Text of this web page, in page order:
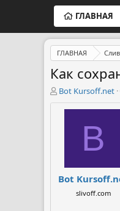
ГЛАВНАЯ
ГЛАВНАЯ
Как
А
в
ы
Bot Kursoff.net
B
Bot
slivoff.com